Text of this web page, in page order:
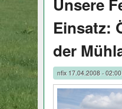
Einsatz:
der
nfix17.04.2008 - 02:00